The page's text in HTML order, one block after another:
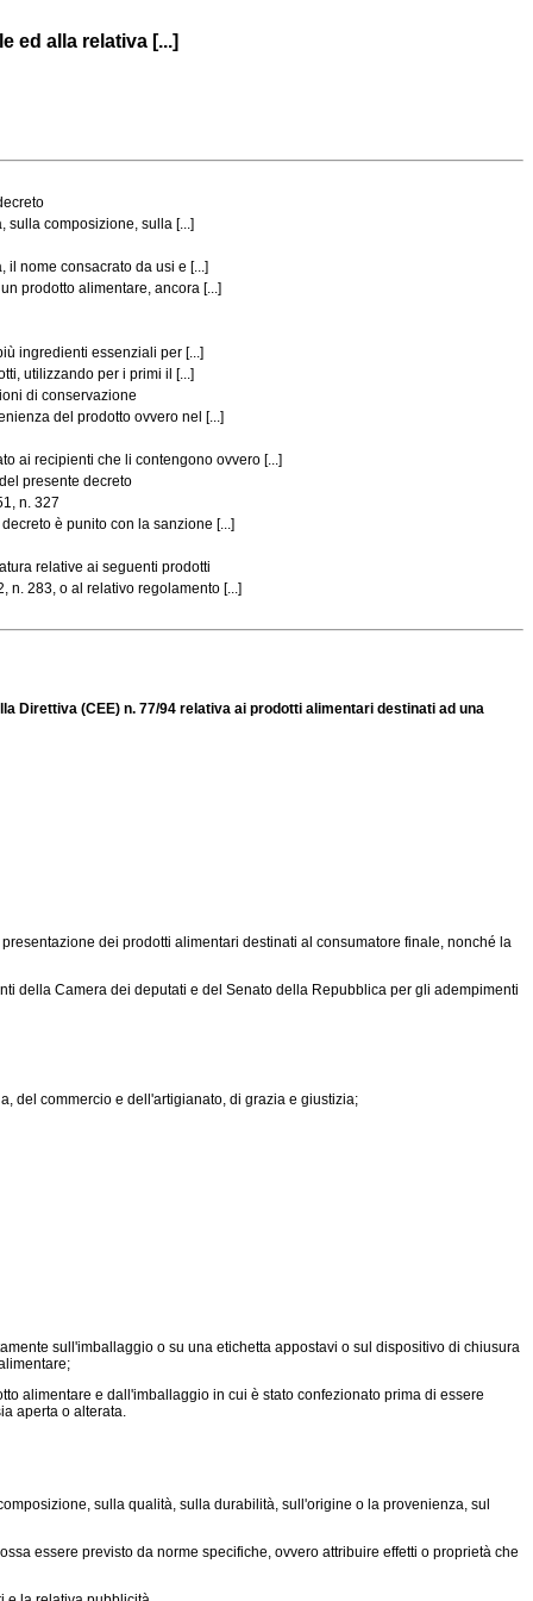
ed alla relativa [...]
composizione, sulla [...]
nome consacrato da usi e [...]
prodotto alimentare, ancora [...]
ingredienti essenziali per [...]
utilizzando per i primi il [...]
di conservazione
del prodotto ovvero nel [...]
ai recipienti che li contengono ovvero [...]
presente decreto
n. 327
è punito con la sanzione [...]
relative ai seguenti prodotti
283, o al relativo regolamento [...]
Direttiva (CEE) n. 77/94 relativa ai prodotti alimentari destinati ad una
dei prodotti alimentari destinati al consumatore finale, nonché la
della Camera dei deputati e del Senato della Repubblica per gli adempimenti
del commercio e dell'artigianato, di grazia e giustizia;
sull'imballaggio o su una etichetta appostavi o sul dispositivo di chiusura
alimentare e dall'imballaggio in cui è stato confezionato prima di essere
aperta o alterata.
sulla qualità, sulla durabilità, sull'origine o la provenienza, sul
essere previsto da norme specifiche, ovvero attribuire effetti o proprietà che